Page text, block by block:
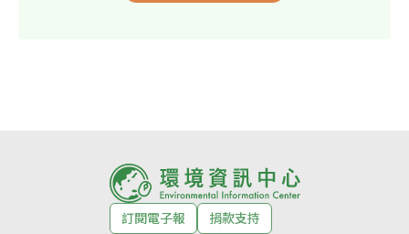
訂閱電子報 捐款支持